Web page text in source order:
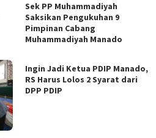
Sek PP Muhammadiyah
Saksikan Pengukuhan 9
Pimpinan Cabang
Muhammadiyah Manado
Ingin Jadi Ketua PDIP Manado,
RS Harus Lolos 2 Syarat dari
DPP PDIP